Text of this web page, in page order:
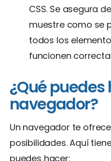
CSS. Se asegura
muestre como se
todos los
funcionen
¿Qué
navegador?
Un navegador te
posibilidades. Aquí
puedes hacer: